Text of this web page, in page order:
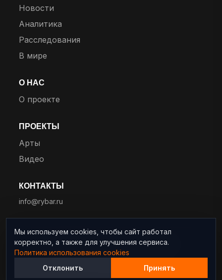
Новости
Аналитика
Расследования
В мире
О НАС
О проекте
ПРОЕКТЫ
Арты
Видео
КОНТАКТЫ
info@rybar.ru
© 2025 RYBAR. Все права защищены.
Мы используем cookies, чтобы сайт работал
корректно, а также для улучшения сервиса.
Политика использования cookies
Отклонить
Принять